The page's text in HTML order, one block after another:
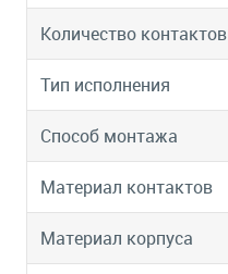
Количество контактов
Тип исполнения
Способ монтажа
Материал контактов
Материал корпуса